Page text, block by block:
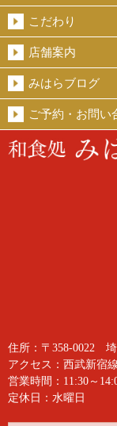
こだわり
店舗案内
みはらブログ
ご予約・お問い
住所：〒358-0022
アクセス：西武新宿
営業時間：11:30～
定休日：水曜日